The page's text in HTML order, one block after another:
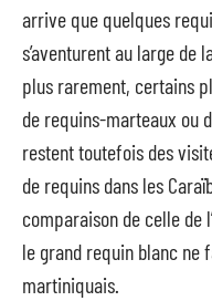
arrive que quelques
s’aventurent au large de
plus rarement, certains
de requins-marteaux ou
restent toutefois des
de requins dans les
comparaison de celle de
le grand requin blanc ne
martiniquais.